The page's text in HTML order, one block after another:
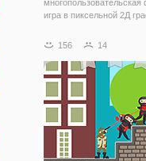
игра в пиксельной 2Д
персонажа и поможете
бесконечное
различными монстрами
156 14